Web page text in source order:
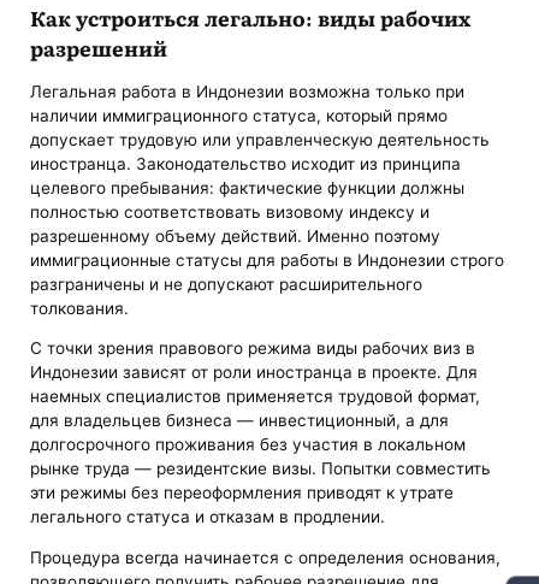
Как устроиться легально: виды рабочих
разрешений
Легальная работа в Индонезии возможна только при
наличии иммиграционного статуса, который прямо
допускает трудовую или управленческую деятельность
иностранца. Законодательство исходит из принципа
целевого пребывания: фактические функции должны
полностью соответствовать визовому индексу и
разрешенному объему действий. Именно поэтому
иммиграционные статусы для работы в Индонезии строго
разграничены и не допускают расширительного
толкования.
С точки зрения правового режима виды рабочих виз в
Индонезии зависят от роли иностранца в проекте. Для
наемных специалистов применяется трудовой формат,
для владельцев бизнеса — инвестиционный, а для
долгосрочного проживания без участия в локальном
рынке труда — резидентские визы. Попытки совместить
эти режимы без переоформления приводят к утрате
легального статуса и отказам в продлении.
Процедура всегда начинается с определения основания,